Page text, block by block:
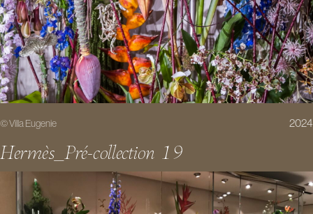
© Villa Eugenie 2024
Hermès_Pré-collection 19